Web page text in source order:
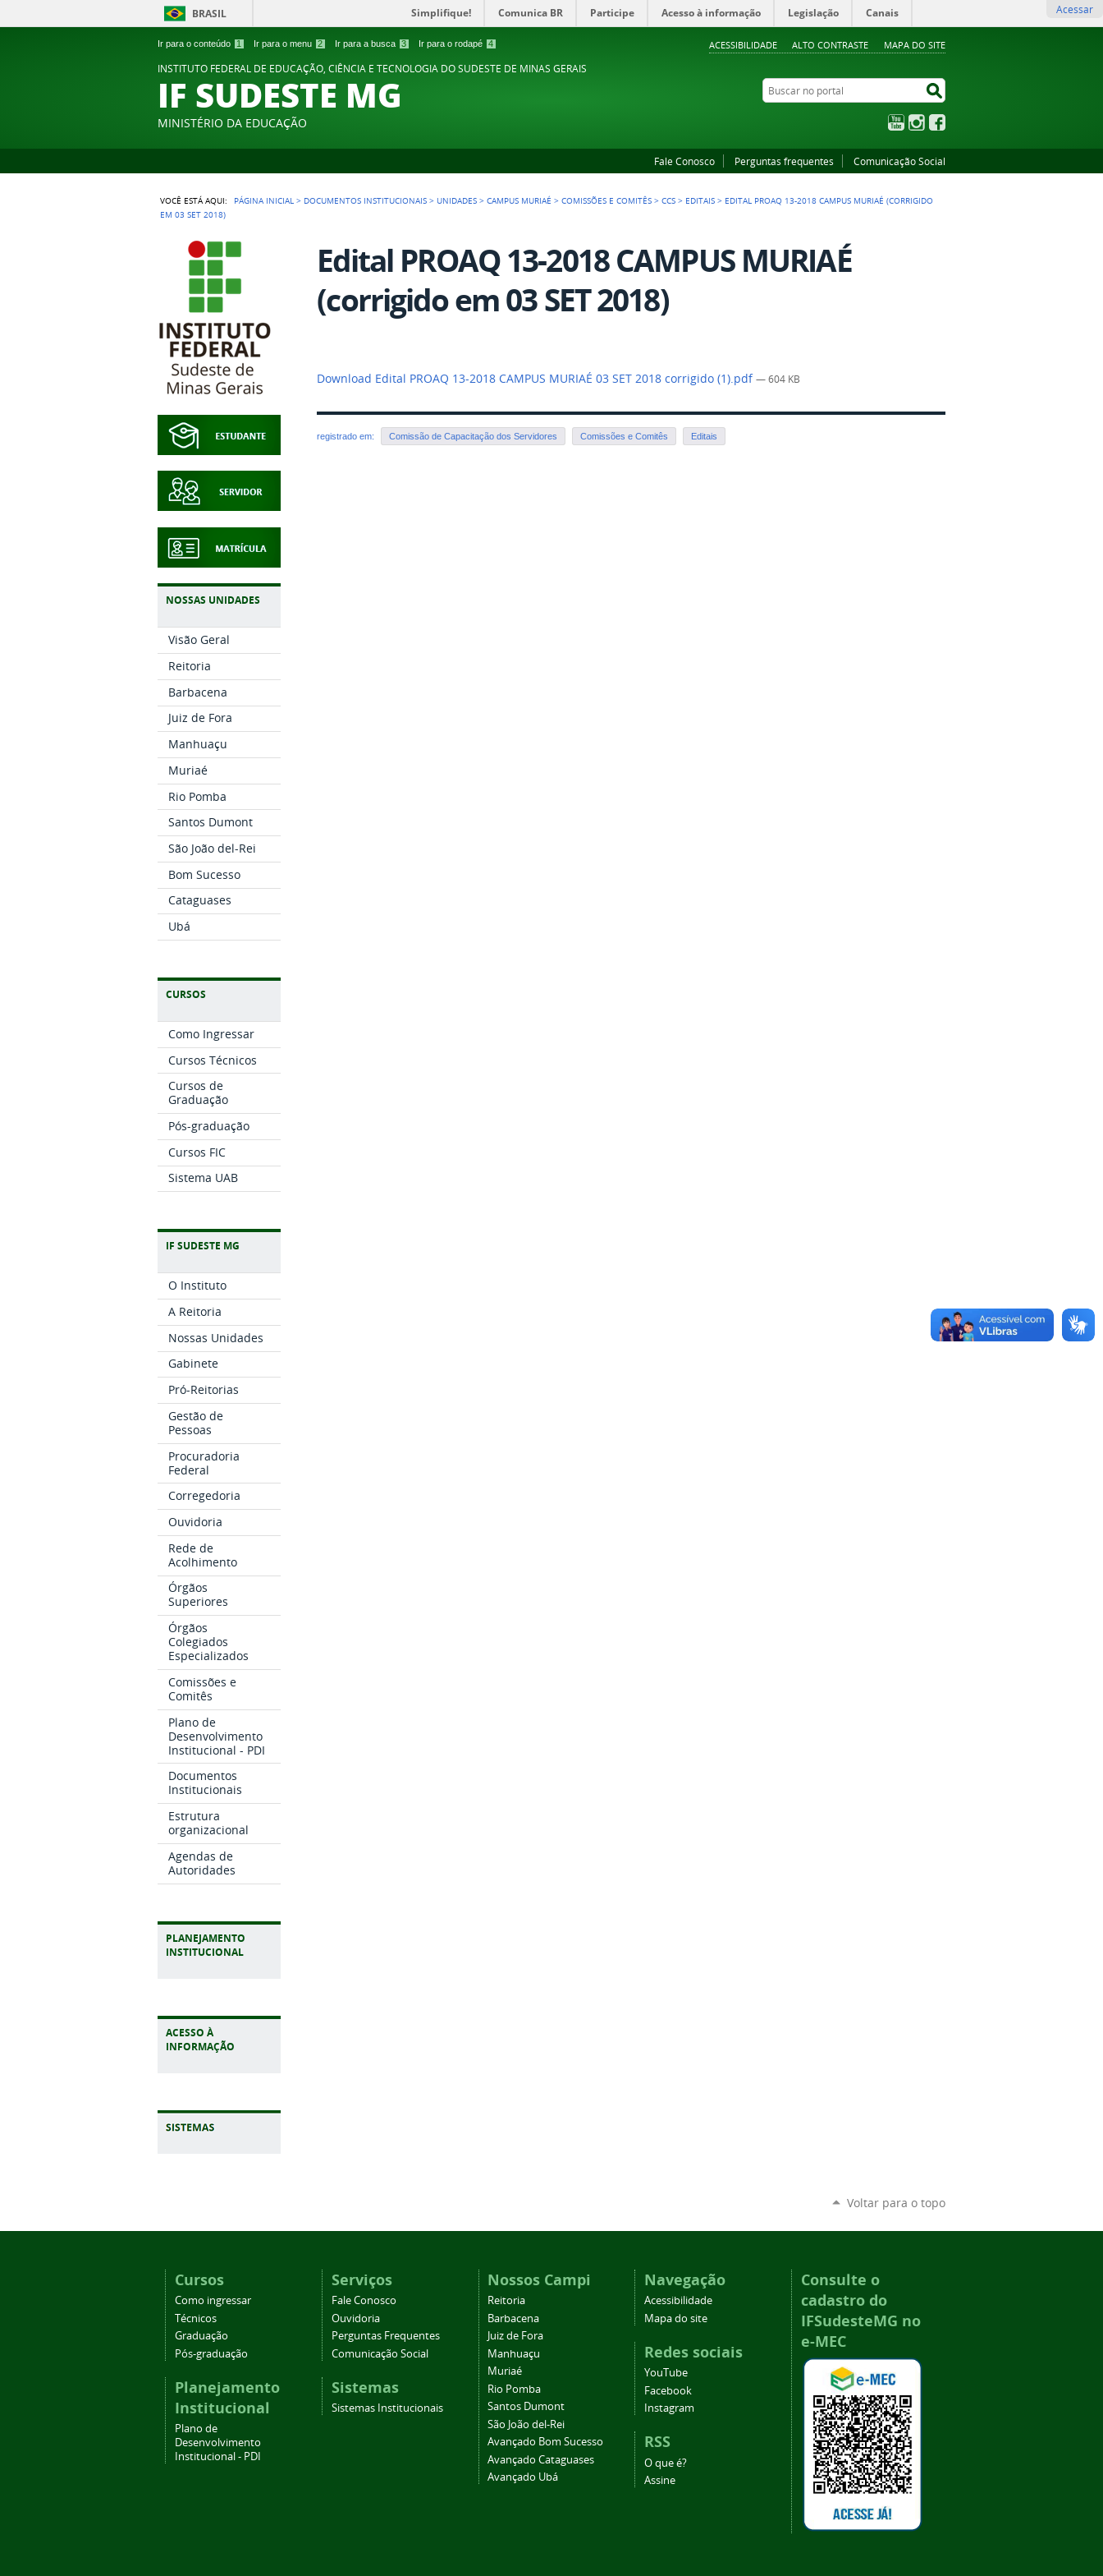
Ir para o conteúdo 1 Ir para o menu 2 Ir para a busca 3 Ir para o rodapé 4 ACESSIBILIDADE ALTO CONTRASTE MAPA DO SITE
BRASIL Simplifique! Comunica BR Participe Acesso à informação Legislação Canais Acessar
INSTITUTO FEDERAL DE EDUCAÇÃO, CIÊNCIA E TECNOLOGIA DO SUDESTE DE MINAS GERAIS
IF SUDESTE MG
MINISTÉRIO DA EDUCAÇÃO
Buscar no portal
YouTubeInstagram
Fale Conosco Perguntas frequentes Comunicação Social
VOCÊ ESTÁ AQUI: PÁGINA INICIAL > DOCUMENTOS INSTITUCIONAIS > UNIDADES >CAMPUS MURIAÉ >COMISSÕES E COMITÊS >CCS > EDITAIS > EDITAL PROAQ 13-2018 CAMPUS MURIAÉ (CORRIGIDO
EM 03 SET 2018)
NOSSAS UNIDADES
Visão Geral
Reitoria
Barbacena
Juiz de Fora
Manhuaçu
Muriaé
Rio Pomba
Santos Dumont
São João del-Rei
Bom Sucesso
Cataguases
Ubá
CURSOS
Como Ingressar
Cursos Técnicos
Cursos de
Graduação
Pós-graduação
Cursos FIC
Sistema UAB
IF SUDESTE MG
O Instituto
A Reitoria
Nossas Unidades
Gabinete
Pró-Reitorias
Gestão de
Pessoas
Procuradoria
Federal
Corregedoria
Ouvidoria
Rede de
Acolhimento
Órgãos
Superiores
Órgãos
Colegiados
Especializados
Comissões e
Comitês
Plano de
Desenvolvimento
Institucional - PDI
Documentos
Institucionais
Estrutura
organizacional
Agendas de
Autoridades
PLANEJAMENTO
INSTITUCIONAL
ACESSO À
INFORMAÇÃO
Edital PROAQ 13-2018 CAMPUS MURIAÉ
(corrigido em 03 SET 2018)
Download Edital PROAQ 13-2018 CAMPUS MURIAÉ 03 SET 2018 corrigido (1).pdf— 604 KB
registrado em: Comissão de Capacitação dos Servidores Comissões e Comitês Editais
Voltar para o topo
Cursos
Como ingressar
Técnicos
Graduação
Pós-graduação
Planejamento
Institucional
Plano de
Desenvolvimento
Institucional - PDI
Serviços
Fale Conosco
Ouvidoria
Perguntas Frequentes
Comunicação Social
Sistemas
Sistemas Institucionais
Nossos Campi
Reitoria
Barbacena
Juiz de Fora
Manhuaçu
Muriaé
Rio Pomba
Santos Dumont
São João del-Rei
Avançado Bom Sucesso
Avançado Cataguases
Avançado Ubá
Navegação
Acessibilidade
Mapa do site
Redes sociais
YouTube
Facebook
Instagram
RSS
O que é?
Assine
Consulte o
cadastro do
IFSudesteMG no
e-MEC